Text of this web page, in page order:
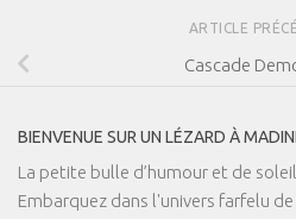
ARTICLE
Cascade
BIENVENUE SUR UN LÉZARD À
La petite bulle d’humour et de
Embarquez dans l'univers farfelu